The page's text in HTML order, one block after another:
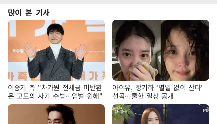
많이 본 기사
이승기 측 "차가원 전세금 미반환
은 고도의 사기 수법…엄벌 원해"
아이유, 장기하 '별일 없이 산다'
선곡…쿨한 일상 공개